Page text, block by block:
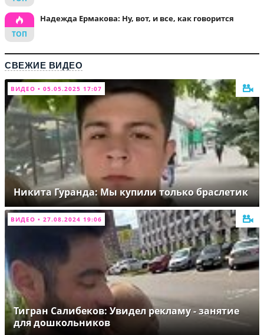
Надежда Ермакова: Ну, вот, и все, как говорится
СВЕЖИЕ ВИДЕО
ВИДЕО • 05.05.2025 17:07
Никита Гуранда: Мы купили только браслетик
ВИДЕО • 27.08.2024 19:06
Тигран Салибеков: Увидел рекламу - занятие
для дошкольников